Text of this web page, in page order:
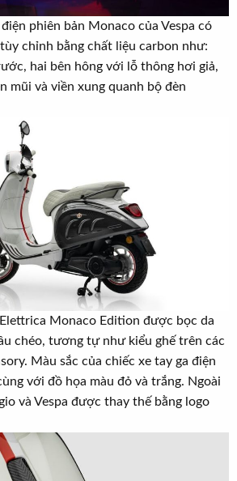
phiên bản Monaco của Vespa có
chỉnh bằng chất liệu carbon như:
hai bên hông với lỗ thông hơi giả,
mũi và viền xung quanh bộ đèn
Elettrica Monaco Edition được bọc da
chéo, tương tự như kiểu ghế trên các
Màu sắc của chiếc xe tay ga điện
với đồ họa màu đỏ và trắng. Ngoài
và Vespa được thay thế bằng logo